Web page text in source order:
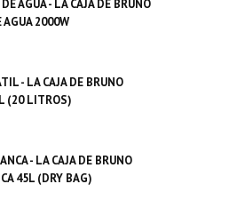
AGUA 2000W
(20 LITROS)
45L (DRY BAG)